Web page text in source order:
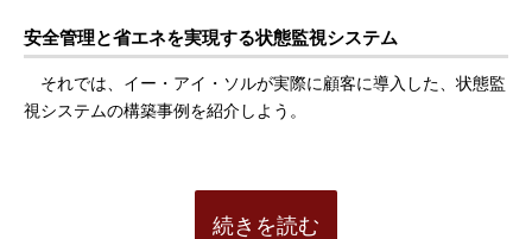
安全管理と省エネを実現する状態監視システム
それでは、イー・アイ・ソルが実際に顧客に導入した、状態監
視システムの構築事例を紹介しよう。
続きを読む